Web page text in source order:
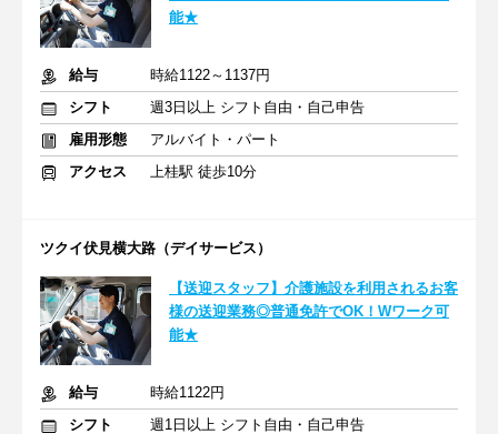
能★
給与
時給1122～1137円
シフト
週3日以上 シフト自由・自己申告
雇用形態
アルバイト・パート
アクセス
上桂駅 徒歩10分
ツクイ伏見横大路（デイサービス）
【送迎スタッフ】介護施設を利用されるお客
様の送迎業務◎普通免許でOK！Wワーク可
能★
給与
時給1122円
シフト
週1日以上 シフト自由・自己申告